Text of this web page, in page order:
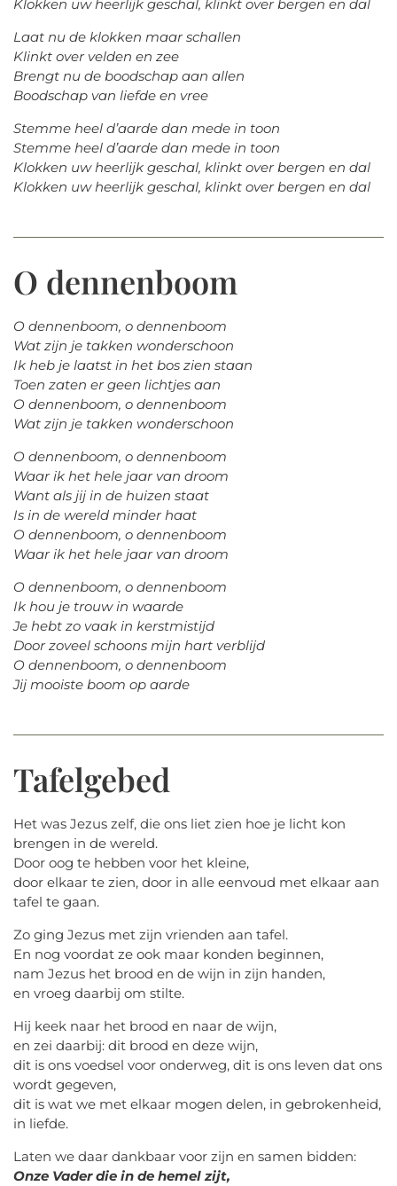
Klokken uw heerlijk geschal, klinkt over bergen en dal
Laat nu de klokken maar schallen
Klinkt over velden en zee
Brengt nu de boodschap aan allen
Boodschap van liefde en vree
Stemme heel d’aarde dan mede in toon
Stemme heel d’aarde dan mede in toon
Klokken uw heerlijk geschal, klinkt over bergen en dal
Klokken uw heerlijk geschal, klinkt over bergen en dal
O dennenboom
O dennenboom, o dennenboom
Wat zijn je takken wonderschoon
Ik heb je laatst in het bos zien staan
Toen zaten er geen lichtjes aan
O dennenboom, o dennenboom
Wat zijn je takken wonderschoon
O dennenboom, o dennenboom
Waar ik het hele jaar van droom
Want als jij in de huizen staat
Is in de wereld minder haat
O dennenboom, o dennenboom
Waar ik het hele jaar van droom
O dennenboom, o dennenboom
Ik hou je trouw in waarde
Je hebt zo vaak in kerstmistijd
Door zoveel schoons mijn hart verblijd
O dennenboom, o dennenboom
Jij mooiste boom op aarde
Tafelgebed
Het was Jezus zelf, die ons liet zien hoe je licht kon
brengen in de wereld.
Door oog te hebben voor het kleine,
door elkaar te zien, door in alle eenvoud met elkaar aan
tafel te gaan.
Zo ging Jezus met zijn vrienden aan tafel.
En nog voordat ze ook maar konden beginnen,
nam Jezus het brood en de wijn in zijn handen,
en vroeg daarbij om stilte.
Hij keek naar het brood en naar de wijn,
en zei daarbij: dit brood en deze wijn,
dit is ons voedsel voor onderweg, dit is ons leven dat ons
wordt gegeven,
dit is wat we met elkaar mogen delen, in gebrokenheid,
in liefde.
Laten we daar dankbaar voor zijn en samen bidden:
Onze Vader die in de hemel zijt,